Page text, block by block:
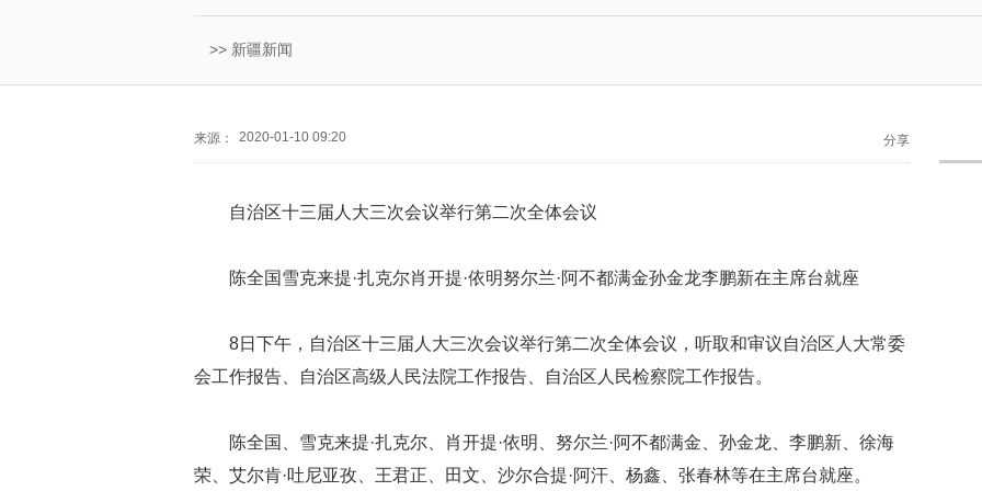
>> 新疆新闻
来源： 2020-01-10 09:20 分享
自治区十三届人大三次会议举行第二次全体会议
陈全国雪克来提·扎克尔肖开提·依明努尔兰·阿不都满金孙金龙李鹏新在主席台就座
8日下午，自治区十三届人大三次会议举行第二次全体会议，听取和审议自治区人大常委
会工作报告、自治区高级人民法院工作报告、自治区人民检察院工作报告。
陈全国、雪克来提·扎克尔、肖开提·依明、努尔兰·阿不都满金、孙金龙、李鹏新、徐海
荣、艾尔肯·吐尼亚孜、王君正、田文、沙尔合提·阿汗、杨鑫、张春林等在主席台就座。